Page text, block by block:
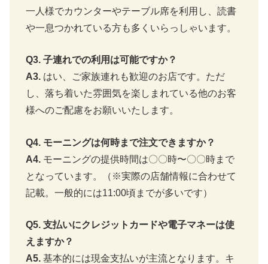
一人様でカウンターやテーブル席を利用し、読書
や一息つかれている方も多くいらっしゃいます。
Q3. 子連れでの利用は可能ですか？
A3. はい、ご家族連れも歓迎のお店です。ただ
し、落ち着いた雰囲気を楽しまれている他のお客
様へのご配慮をお願いいたします。
Q4. モーニングは何時まで注文できますか？
A4. モーニングの提供時間は〇〇時〜〇〇時まで
となっています。（※実際の店舗情報に合わせて
記載。一般的には11:00頃までが多いです）
Q5. 支払いにクレジットカードや電子マネーは使
えますか？
A5. 基本的には現金支払いが主流となります。キ